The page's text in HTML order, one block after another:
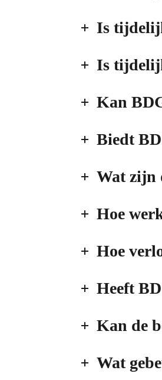
Is
Is
Kan
Biedt
Wat zijn
Hoe
Hoe
Heeft
Kan de
Wat